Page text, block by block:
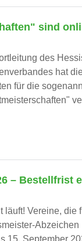
sind
des
hat
für die
– Bestellfrist
läuft! Vereine, die
15. September